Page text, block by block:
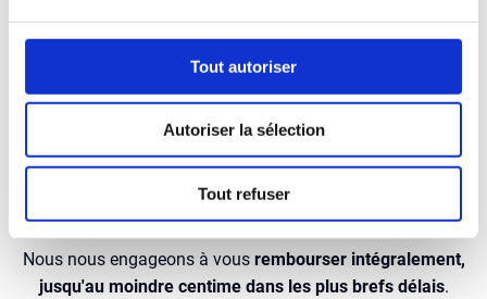
Tout autoriser
Autoriser la sélection
Tout refuser
GARANTIE SATISFAIT OU REMBOURSÉ
Nous sommes persuadés que vous allez adorer Happy
Smoothie Challenge, mais si pour une raison ou une autre
vous n'êtes pas ravi...
Vous pouvez contacter notre service client à l'adresse
emma@happy-smoothie.com
Nous nous engageons à vous rembourser intégralement,
jusqu'au moindre centime dans les plus brefs délais.